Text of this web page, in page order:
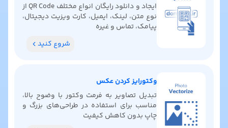
ایجاد و دانلود رایگان انواع مختلف QR Code از
نوع متن، لینک، ایمیل، کارت ویزیت دیجیتال،
پیامک، تماس و غیره
شروع کنید
وکتورایز کردن عکس
تبدیل تصاویر به فرمت وکتور با وضوح بالا،
مناسب برای استفاده در طراحی‌های بزرگ و
چاپ بدون کاهش کیفیت